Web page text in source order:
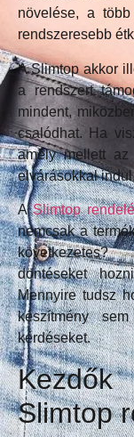
növelése, a
rendszeresebb
A Slimtop akkor
a rendszert
mindent,
csalódhat. Ha
amely mellett
elvárásokkal
ASlimtop
nemcsak a
döntéseket
Mennyire tudsz
készítmény
kérdéseket.
Slimtop